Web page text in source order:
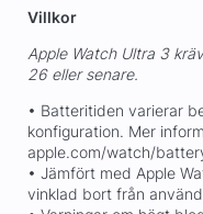
Villkor
Apple Watch Ultra 3
26 eller senare.
• Batteritiden varierar
konfiguration. Mer
apple.com/watch/
• Jämfört med Apple
vinklad bort från